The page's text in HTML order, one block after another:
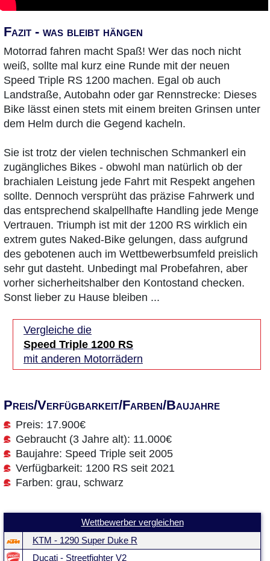
Fazit - was bleibt hängen
Motorrad fahren macht Spaß! Wer das noch nicht
weiß, sollte mal kurz eine Runde mit der neuen
Speed Triple RS 1200 machen. Egal ob auch
Landstraße, Autobahn oder gar Rennstrecke: Dieses
Bike lässt einen stets mit einem breiten Grinsen unter
dem Helm durch die Gegend kacheln.
Sie ist trotz der vielen technischen Schmankerl ein
zugängliches Bikes - obwohl man natürlich ob der
brachialen Leistung jede Fahrt mit Respekt angehen
sollte. Dennoch versprüht das präzise Fahrwerk und
das entsprechend skalpellhafte Handling jede Menge
Vertrauen. Triumph ist mit der 1200 RS wirklich ein
extrem gutes Naked-Bike gelungen, dass aufgrund
des gebotenen auch im Wettbewerbsumfeld preislich
sehr gut dasteht. Unbedingt mal Probefahren, aber
vorher sicherheitshalber den Kontostand checken.
Sonst lieber zu Hause bleiben ...
Vergleiche die
Speed Triple 1200 RS
mit anderen Motorrädern
Preis/Verfügbarkeit/Farben/Baujahre
Preis: 17.900€
Gebraucht (3 Jahre alt): 11.000€
Baujahre: Speed Triple seit 2005
Verfügbarkeit: 1200 RS seit 2021
Farben: grau, schwarz
Wettbewerber vergleichen
KTM - 1290 Super Duke R
Ducati - Streetfighter V2